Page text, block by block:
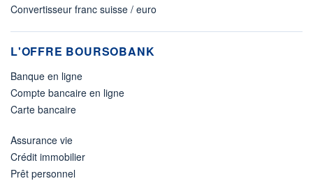
Convertisseur franc suisse / euro
L'OFFRE BOURSOBANK
Banque en ligne
Compte bancaire en ligne
Carte bancaire
Assurance vie
Crédit immobilier
Prêt personnel